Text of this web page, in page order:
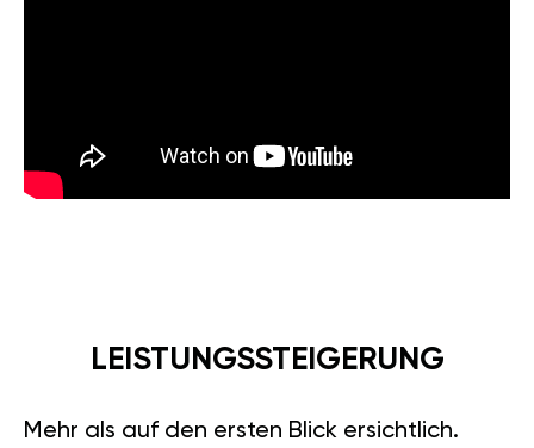
LEISTUNGSSTEIGERUNG
Mehr als auf den ersten Blick ersichtlich.